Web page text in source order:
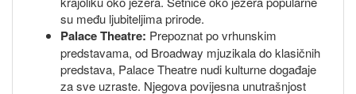
su među ljubiteljima prirode.
Palace Theatre: Prepoznat po vrhunskim
predstavama, od Broadway mjuzikala do klasičnih
predstava, Palace Theatre nudi kulturne događaje
za sve uzraste. Njegova povijesna unutrašnjost